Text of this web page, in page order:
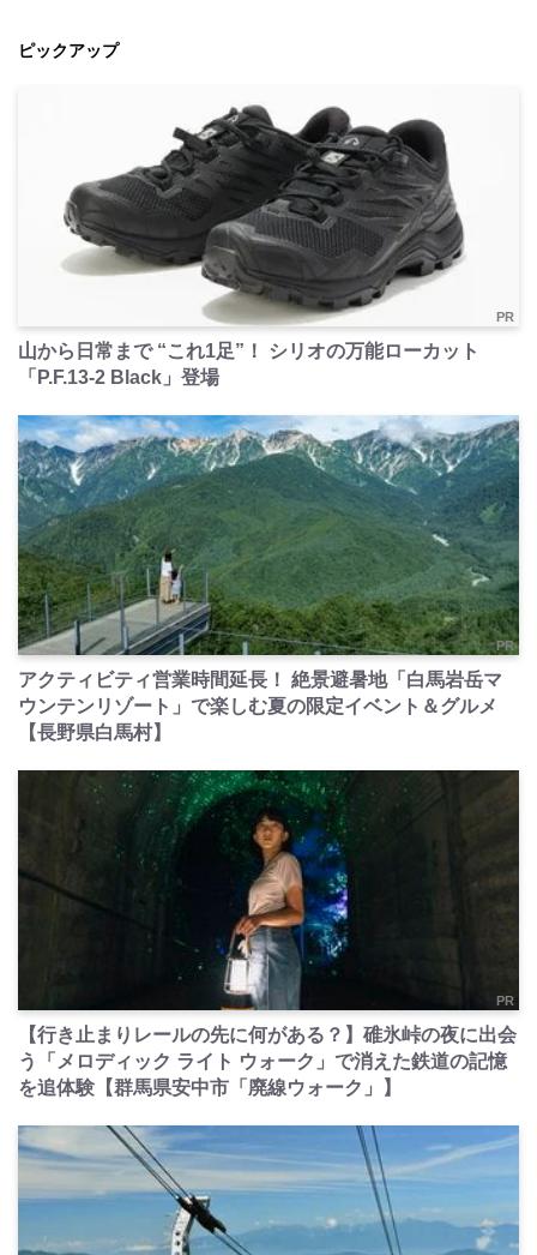
ピックアップ
PR
山から日常まで “これ1足”！ シリオの万能ローカット
「P.F.13-2 Black」登場
PR
アクティビティ営業時間延長！ 絶景避暑地「白馬岩岳マ
ウンテンリゾート」で楽しむ夏の限定イベント＆グルメ
【長野県白馬村】
PR
【行き止まりレールの先に何がある？】碓氷峠の夜に出会
う「メロディック ライト ウォーク」で消えた鉄道の記憶
を追体験【群馬県安中市「廃線ウォーク」】